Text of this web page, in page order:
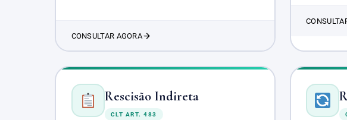
CONSULTAR AGORA
Rescisão Indireta
CLT ART. 483